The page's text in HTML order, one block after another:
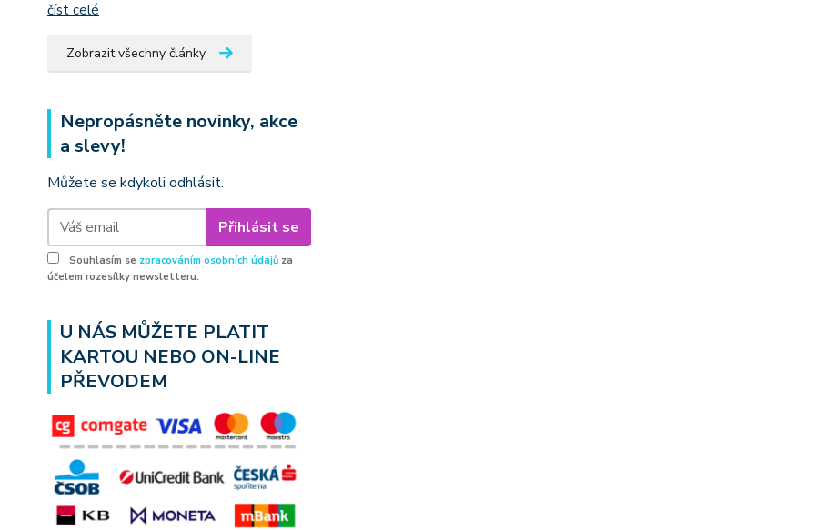
číst celé
Zobrazit všechny články
Nepropásněte novinky, akce
a slevy!
Můžete se kdykoli odhlásit.
Přihlásit se
Souhlasím se zpracováním osobních údajů za
účelem rozesílky newsletteru.
U NÁS MŮŽETE PLATIT
KARTOU NEBO ON-LINE
PŘEVODEM